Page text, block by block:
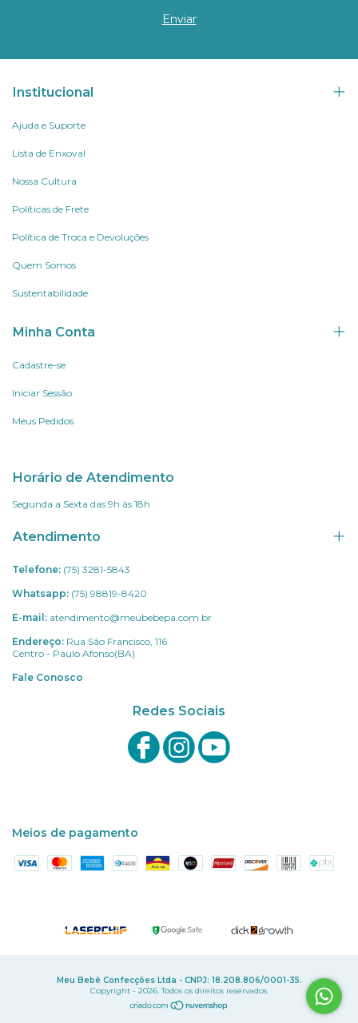
Institucional
Ajuda e Suporte
Lista de Enxoval
Nossa Cultura
Políticas de Frete
Política de Troca e Devoluções
Quem Somos
Sustentabilidade
Minha Conta
Cadastre-se
Iniciar Sessão
Meus Pedidos
Horário de Atendimento
Segunda a Sexta das 9h às 18h
Atendimento
Telefone: (75) 3281-5843
Whatsapp: (75) 98819-8420
E-mail: atendimento@meubebepa.com.br
Endereço: Rua São Francisco, 116
Centro - Paulo Afonso(BA)
Fale Conosco
Redes Sociais
Meios de pagamento
Meu Bebê Confecções Ltda - CNPJ: 18.208.806/0001-35.
Copyright - 2026. Todos os direitos reservados.